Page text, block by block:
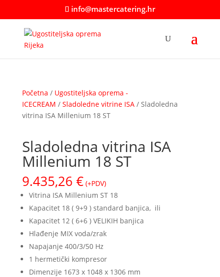
info@mastercatering.hr
Početna / Ugostiteljska oprema -
ICECREAM / Sladoledne vitrine ISA/ Sladoledna
vitrina ISA Millenium 18 ST
Sladoledna vitrina ISA
Millenium 18 ST
9.435,26 € (+PDV)
Vitrina ISA Millenium ST 18
Kapacitet 18 ( 9+9 ) standard banjica, ili
Kapacitet 12 ( 6+6 ) VELIKIH banjica
Hlađenje MIX voda/zrak
Napajanje 400/3/50 Hz
1 hermetički kompresor
Dimenzije 1673 x 1048 x 1306 mm